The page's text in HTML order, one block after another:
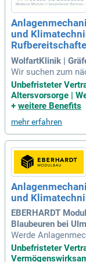
ge sowie
e Karriere mit
Sie eine
motivierten Team.
und
WolfartKlinik |
Wir suchen zum
mechaniker/-in (m/
hnik in Vollzeit.
Wartung von
dung und
e profitieren von
einem attraktiven
Neben
urierte
en Sie die
profitieren Sie von
nzuschüssen.
Unbefristeter
Altersvorsorge |
+ weitere Benefits
mehr erfahren
und
EBERHARDT
Blaubeuren bei Ulm
Werde
nd Klimatechnik
ischen Team
Unbefristeter